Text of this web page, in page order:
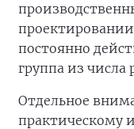
постоянно
группа из числа
Отдельное
практическому